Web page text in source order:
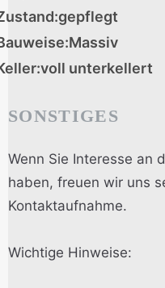
gepflegt
Massiv
voll unterkellert
SONSTIGES
Wenn Sie Interesse an
haben, freuen wir uns
Kontaktaufnahme.
Wichtige Hinweise: